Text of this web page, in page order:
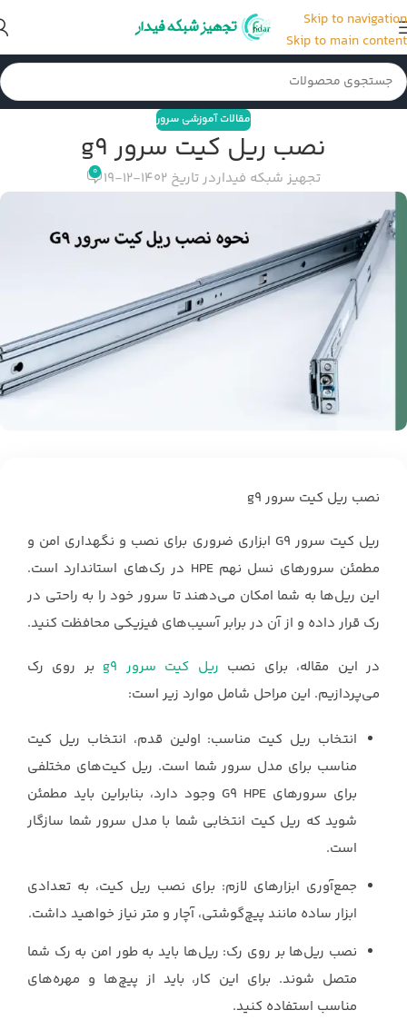
Skip to navigation
Skip to main content
مقالات آموزشی سرور
نصب ریل کیت سرور g9
تجهیز شبکه فیداردر تاریخ 1402-12-19 0
نصب ریل کیت سرور g9
ریل کیت سرور G9 ابزاری ضروری برای نصب و نگهداری امن و
مطمئن سرورهای نسل نهم HPE در رک‌های استاندارد است.
این ریل‌ها به شما امکان می‌دهند تا سرور خود را به راحتی در
رک قرار داده و از آن در برابر آسیب‌های فیزیکی محافظت کنید.
در این مقاله، برای نصب ریل کیت سرور g9
بر روی رک
می‌پردازیم. این مراحل شامل موارد زیر است:
انتخاب ریل کیت مناسب: اولین قدم، انتخاب ریل کیت
مناسب برای مدل سرور شما است. ریل کیت‌های مختلفی
برای سرورهای G9 HPE وجود دارد، بنابراین باید مطمئن
شوید که ریل کیت انتخابی شما با مدل سرور شما سازگار
است.
جمع‌آوری ابزارهای لازم: برای نصب ریل کیت، به تعدادی
ابزار ساده مانند پیچ‌گوشتی، آچار و متر نیاز خواهید داشت.
نصب ریل‌ها بر روی رک: ریل‌ها باید به طور امن به رک شما
متصل شوند. برای این کار، باید از پیچ‌ها و مهره‌های
مناسب استفاده کنید.